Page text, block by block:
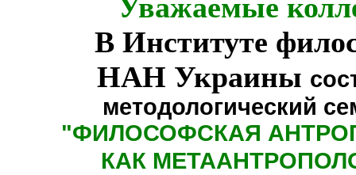
Уважаемые
В Институте
НАН Украины
методологический
"ФИЛОСОФСКАЯ
КАК